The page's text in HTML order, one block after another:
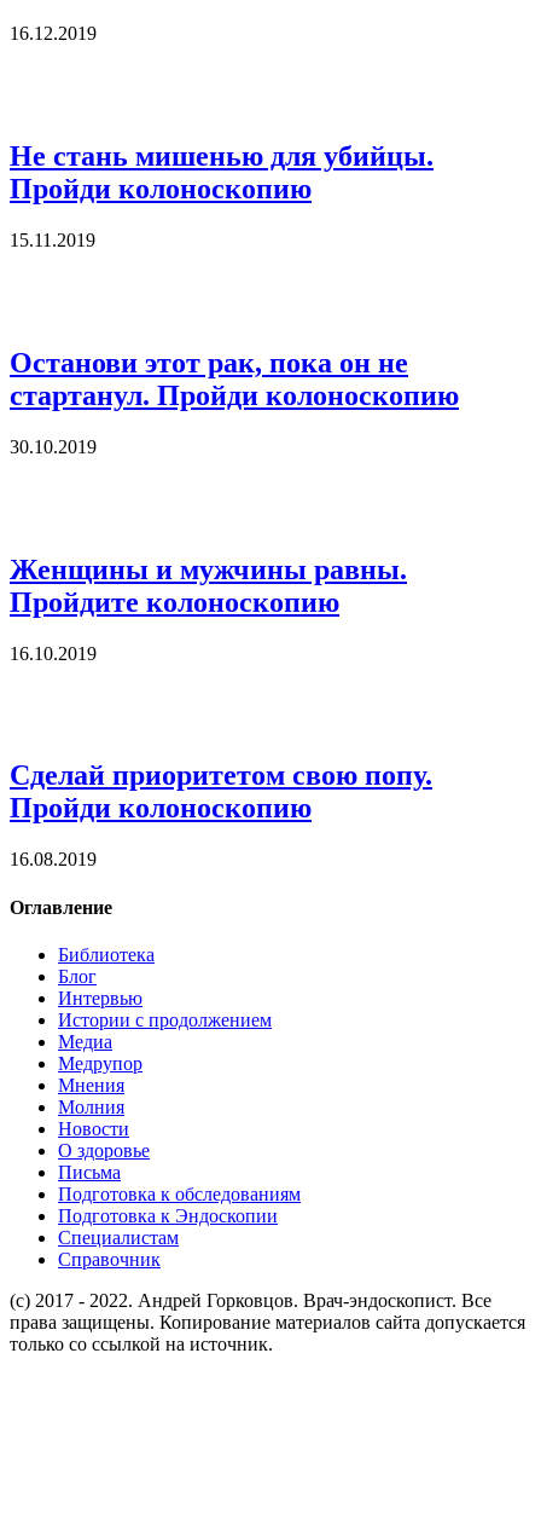
16.12.2019
Не стань мишенью для убийцы.
Пройди колоноскопию
15.11.2019
Останови этот рак, пока он не
стартанул. Пройди колоноскопию
30.10.2019
Женщины и мужчины равны.
Пройдите колоноскопию
16.10.2019
Сделай приоритетом свою попу.
Пройди колоноскопию
16.08.2019
Оглавление
Библиотека
Блог
Интервью
Истории с продолжением
Медиа
Медрупор
Мнения
Молния
Новости
О здоровье
Письма
Подготовка к обследованиям
Подготовка к Эндоскопии
Специалистам
Справочник
(c) 2017 - 2022. Андрей Горковцов. Врач-эндоскопист. Все
права защищены. Копирование материалов сайта допускается
только со ссылкой на источник.